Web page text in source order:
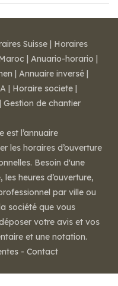
Suisse | Horaires
| Anuario-horario |
| Annuaire inversé |
| Horaire societe |
| Gestion de chantier
est l’annuaire
les horaires d’ouverture
Besoin d'une
heures d’ouverture,
par ville ou
société que vous
votre avis et vos
et une notation.
- Contact